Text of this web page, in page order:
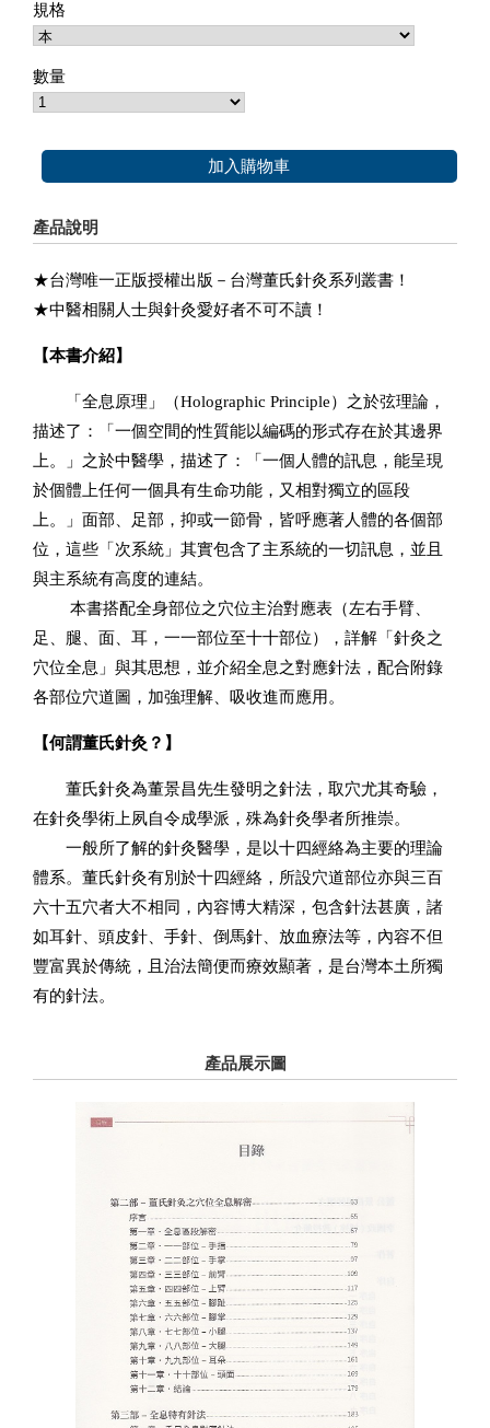
規格
數量
加入購物車
產品說明
★台灣唯一正版授權出版－台灣董氏針灸系列叢書！
★中醫相關人士與針灸愛好者不可不讀！
【本書介紹】
「全息原理」（Holographic Principle）之於弦理論，
描述了：「一個空間的性質能以編碼的形式存在於其邊界
上。」之於中醫學，描述了：「一個人體的訊息，能呈現
於個體上任何一個具有生命功能，又相對獨立的區段
上。」面部、足部，抑或一節骨，皆呼應著人體的各個部
位，這些「次系統」其實包含了主系統的一切訊息，並且
與主系統有高度的連結。
本書搭配全身部位之穴位主治對應表（左右手臂、
足、腿、面、耳，一一部位至十十部位），詳解「針灸之
穴位全息」與其思想，並介紹全息之對應針法，配合附錄
各部位穴道圖，加強理解、吸收進而應用。
【何謂董氏針灸？】
董氏針灸為董景昌先生發明之針法，取穴尤其奇驗，
在針灸學術上夙自令成學派，殊為針灸學者所推崇。
一般所了解的針灸醫學，是以十四經絡為主要的理論
體系。董氏針灸有別於十四經絡，所設穴道部位亦與三百
六十五穴者大不相同，內容博大精深，包含針法甚廣，諸
如耳針、頭皮針、手針、倒馬針、放血療法等，內容不但
豐富異於傳統，且治法簡便而療效顯著，是台灣本土所獨
有的針法。
產品展示圖